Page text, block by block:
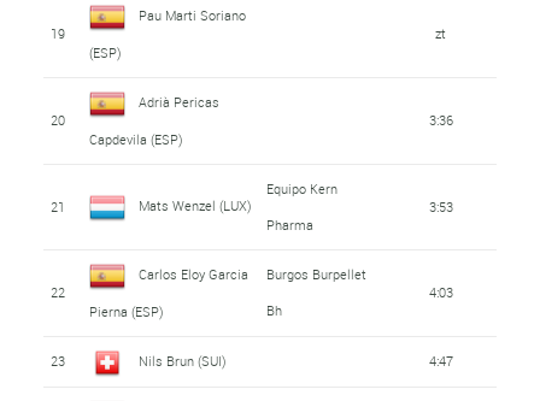
19
Pau Marti Soriano
(ESP)
zt
20
Adrià Pericas
Capdevila (ESP)
3:36
21 Mats Wenzel (LUX)
Equipo Kern
Pharma
3:53
22
Carlos Eloy Garcia
Pierna (ESP)
Burgos Burpellet
Bh
4:03
23 Nils Brun (SUI) 4:47